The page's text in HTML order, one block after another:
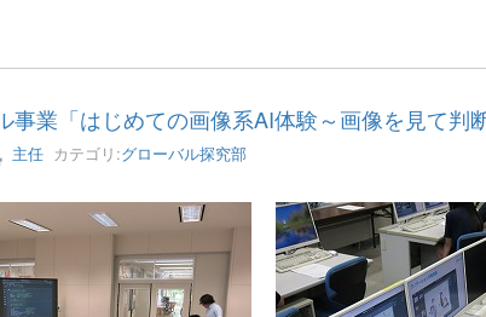
事業「はじめての画像系AI体験～画像を見て判
主任 カテゴリ:グローバル探究部